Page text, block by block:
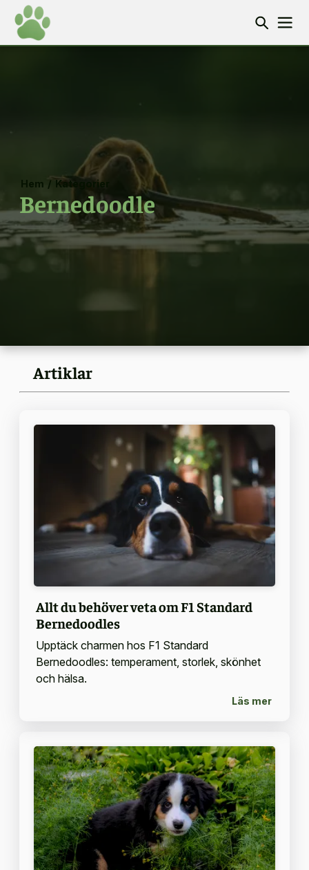
Hem / Kategorier
Bernedoodle
Artiklar
Allt du behöver veta om F1 Standard
Bernedoodles
Upptäck charmen hos F1 Standard
Bernedoodles: temperament, storlek, skönhet
och hälsa.
Läs mer